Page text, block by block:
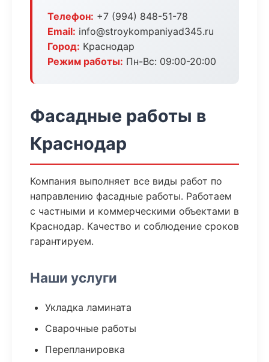
Телефон: +7 (994) 848-51-78
Email: info@stroykompaniyad345.ru
Город: Краснодар
Режим работы: Пн-Вс: 09:00-20:00
Фасадные работы в
Краснодар
Компания выполняет все виды работ по
направлению фасадные работы. Работаем
с частными и коммерческими объектами в
Краснодар. Качество и соблюдение сроков
гарантируем.
Наши услуги
Укладка ламината
Сварочные работы
Перепланировка